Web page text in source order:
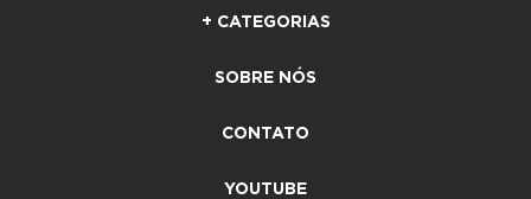
+ CATEGORIAS
SOBRE NÓS
CONTATO
YOUTUBE